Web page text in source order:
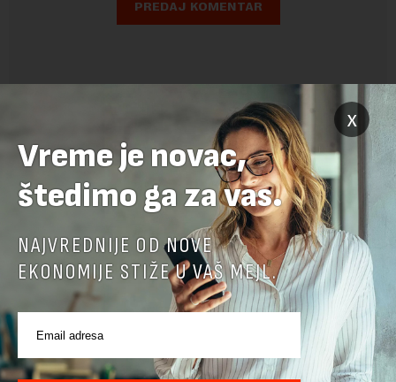
POVEZANI SADRŽAJI
x
Vreme je novac,
štedimo ga za vas.
NAJVREDNIJE OD NOVE
EKONOMIJE STIŽE U VAŠ MEJL.